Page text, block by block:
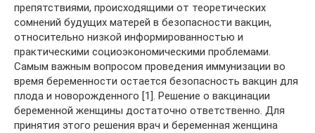
препятствиями, происходящими от теоретических
сомнений будущих матерей в безопасности вакцин,
относительно низкой информированностью и
практическими социоэкономическими проблемами.
Самым важным вопросом проведения иммунизации во
время беременности остается безопасность вакцин для
плода и новорожденного [1]. Решение о вакцинации
беременной женщины достаточно ответственно. Для
принятия этого решения врач и беременная женщина